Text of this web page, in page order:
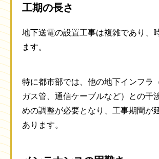
工期の長さ
地下送電の設置工事は複雑であり、
ます。
特に都市部では、他の地下インフラ
ガス管、通信ケーブルなど）との干
めの調整が必要となり、工事期間が
あります。